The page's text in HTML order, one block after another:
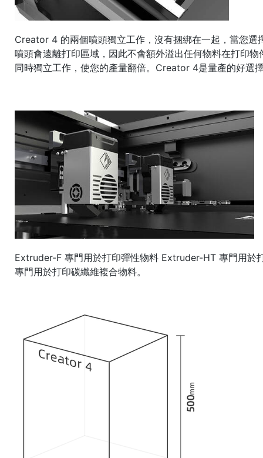
Creator 4 的兩個噴頭獨立工作，沒有捆綁在一起，當您選
噴頭會遠離打印區域，因此不會額外溢出任何物料在打印
同時獨立工作，使您的產量翻倍。Creator 4是量產的好選
Extruder-F 專門用於打印彈性物料 Extruder-HT 專門用於
專門用於打印碳纖維複合物料。